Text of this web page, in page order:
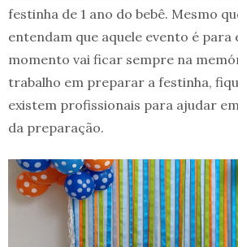
festinha de 1 ano do bebê. Mesmo
entendam que aquele evento é para
momento vai ficar sempre na
trabalho em preparar a festinha,
existem profissionais para ajudar
da preparação.